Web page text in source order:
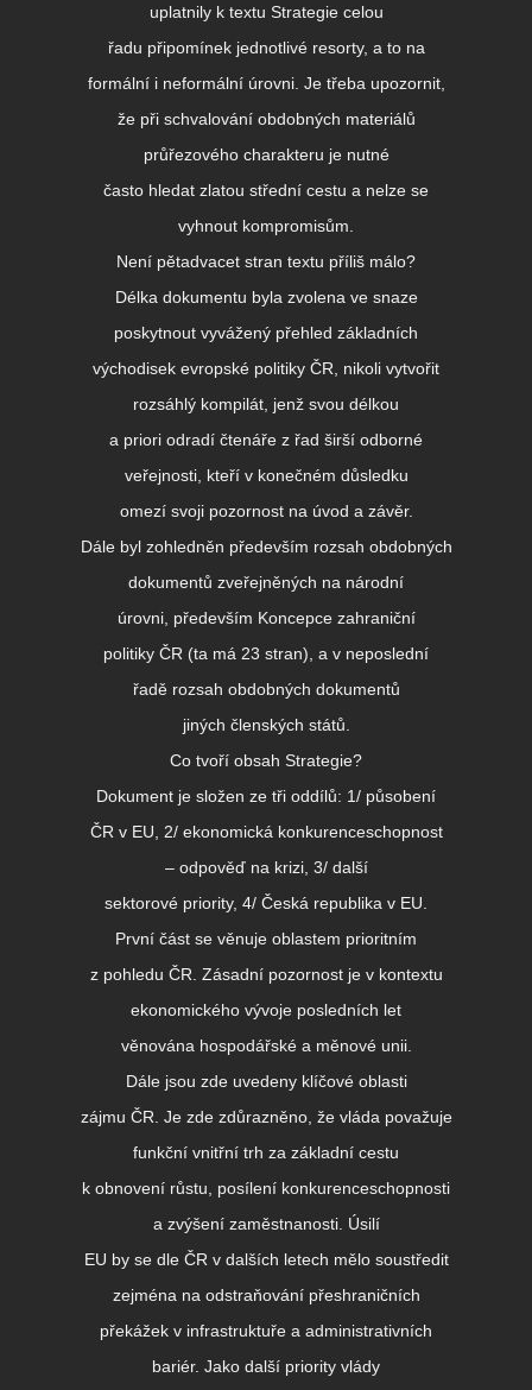
uplatnily k textu Strategie celou
řadu připomínek jednotlivé resorty, a to na
formální i neformální úrovni. Je třeba upozornit,
že při schvalování obdobných materiálů
průřezového charakteru je nutné
často hledat zlatou střední cestu a nelze se
vyhnout kompromisům.
Není pětadvacet stran textu příliš málo?
Délka dokumentu byla zvolena ve snaze
poskytnout vyvážený přehled základních
východisek evropské politiky ČR, nikoli vytvořit
rozsáhlý kompilát, jenž svou délkou
a priori odradí čtenáře z řad širší odborné
veřejnosti, kteří v konečném důsledku
omezí svoji pozornost na úvod a závěr.
Dále byl zohledněn především rozsah obdobných
dokumentů zveřejněných na národní
úrovni, především Koncepce zahraniční
politiky ČR (ta má 23 stran), a v neposlední
řadě rozsah obdobných dokumentů
jiných členských států.
Co tvoří obsah Strategie?
Dokument je složen ze tři oddílů: 1/ působení
ČR v EU, 2/ ekonomická konkurenceschopnost
– odpověď na krizi, 3/ další
sektorové priority, 4/ Česká republika v EU.
První část se věnuje oblastem prioritním
z pohledu ČR. Zásadní pozornost je v kontextu
ekonomického vývoje posledních let
věnována hospodářské a měnové unii.
Dále jsou zde uvedeny klíčové oblasti
zájmu ČR. Je zde zdůrazněno, že vláda považuje
funkční vnitřní trh za základní cestu
k obnovení růstu, posílení konkurenceschopnosti
a zvýšení zaměstnanosti. Úsilí
EU by se dle ČR v dalších letech mělo soustředit
zejména na odstraňování přeshraničních
překážek v infrastruktuře a administrativních
bariér. Jako další priority vlády